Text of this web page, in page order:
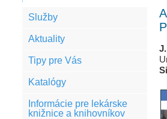
Služby
Aktuality
Tipy pre Vás
Katalógy
Informácie pre lekárske
knižnice a knihovníkov